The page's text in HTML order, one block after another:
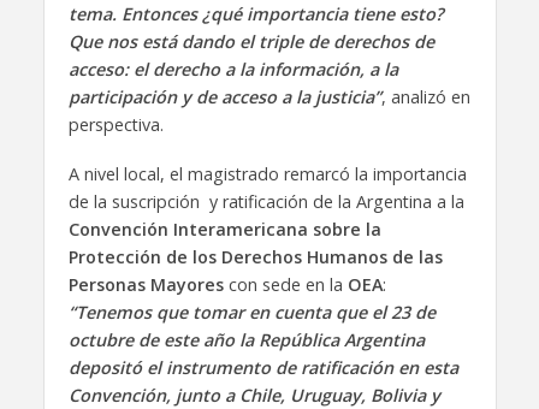
tema. Entonces ¿qué importancia tiene esto?
Que nos está dando el triple de derechos de
acceso: el derecho a la información, a la
participación y de acceso a la justicia”, analizó en
perspectiva.
A nivel local, el magistrado remarcó la importancia
de la suscripción y ratificación de la Argentina a la
Convención Interamericana sobre la
Protección de los Derechos Humanos de las
Personas Mayorescon sede en la OEA:
“Tenemos que tomar en cuenta que el 23 de
octubre de este año la República Argentina
depositó el instrumento de ratificación en esta
Convención, junto a Chile, Uruguay, Bolivia y